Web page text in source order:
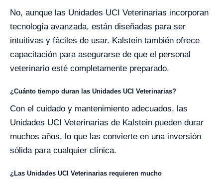
No, aunque las Unidades UCI Veterinarias incorporan
tecnología avanzada, están diseñadas para ser
intuitivas y fáciles de usar. Kalstein también ofrece
capacitación para asegurarse de que el personal
veterinario esté completamente preparado.
¿Cuánto tiempo duran las Unidades UCI Veterinarias?
Con el cuidado y mantenimiento adecuados, las
Unidades UCI Veterinarias de Kalstein pueden durar
muchos años, lo que las convierte en una inversión
sólida para cualquier clínica.
¿Las Unidades UCI Veterinarias requieren mucho